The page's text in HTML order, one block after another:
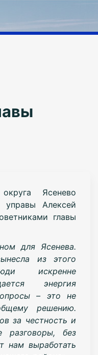
Ясенево
Алексей
главы
для Ясенева.
из этого
искренне
энергия
– это не
решению.
за честность и
разговоры, без
нам выработать